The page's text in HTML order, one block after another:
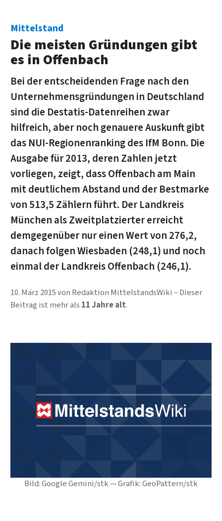
Bild: Google Gemini/stk — Grafik: GeoPattern/stk
Mittelstand
Die meisten Gründungen gibt
es in Offenbach
Bei der entscheidenden Frage nach den
Unternehmensgründungen in Deutschland
sind die Destatis-Datenreihen zwar
hilfreich, aber noch genauere Auskunft gibt
das NUI-Regionenranking des IfM Bonn. Die
Ausgabe für 2013, deren Zahlen jetzt
vorliegen, zeigt, dass Offenbach am Main
mit deutlichem Abstand und der Bestmarke
von 513,5 Zählern führt. Der Landkreis
München als Zweitplatzierter erreicht
demgegenüber nur einen Wert von 276,2,
danach folgen Wiesbaden (248,1) und noch
einmal der Landkreis Offenbach (246,1).
10. März 2015von Redaktion MittelstandsWiki
Dieser
Beitrag ist mehr als 11 Jahre alt.